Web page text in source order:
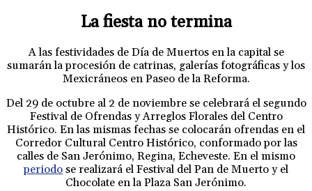
La fiesta no termina
A las festividades de Día de Muertos en la capital se
sumarán la procesión de catrinas, galerías fotográficas y los
Mexicráneos en Paseo de la Reforma.
Del 29 de octubre al 2 de noviembre se celebrará el segundo
Festival de Ofrendas y Arreglos Florales del Centro
Histórico. En las mismas fechas se colocarán ofrendas en el
Corredor Cultural Centro Histórico, conformado por las
calles de San Jerónimo, Regina, Echeveste. En el mismo
periodo se realizará el Festival del Pan de Muerto y el
Chocolate en la Plaza San Jerónimo.